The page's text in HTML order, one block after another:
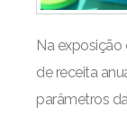
Na
de receita
parâmetros